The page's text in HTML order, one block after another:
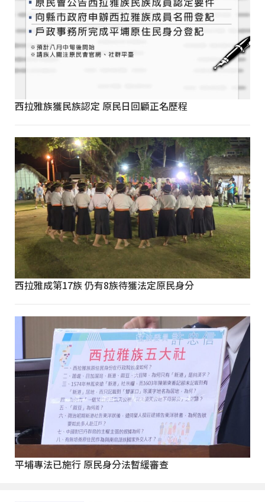
西拉雅族獲民族認定 原民日回顧正名歷程
西拉雅成第17族 仍有8族待獲法定原民身分
平埔專法已施行 原民身分法暫緩審查